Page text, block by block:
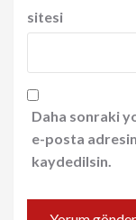
sitesi
Daha sonraki
e-posta
kaydedilsin.